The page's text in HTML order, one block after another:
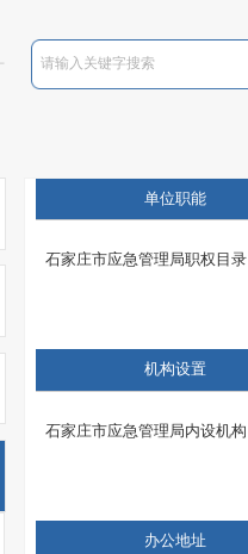
单位职能
石家庄市应急管理局职权目录
机构设置
石家庄市应急管理局内设机构
办公地址